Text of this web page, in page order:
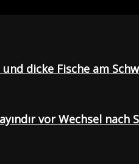
dicke Fische am
vor Wechsel nach